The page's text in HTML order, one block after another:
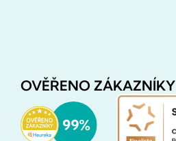
OVĚŘENO ZÁKAZNÍKY